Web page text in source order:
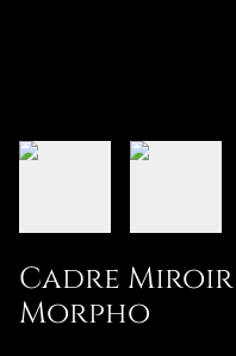
Cadre Miroir
Morpho